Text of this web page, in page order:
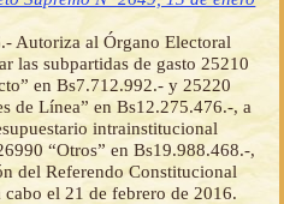
Autoriza al Órgano Electoral
las subpartidas de gasto 25210
en Bs7.712.992.- y 25220
de Línea” en Bs12.275.476.-, a
intrainstitucional
“Otros” en Bs19.988.468.-,
del Referendo Constitucional
el 21 de febrero de 2016.